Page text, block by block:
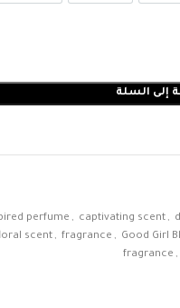
إلى السلة
perfume , captivating scent ,
scent , fragrance , Good Girl
fragrance ,